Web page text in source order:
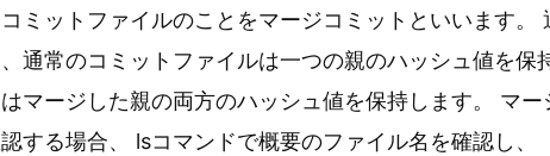
ミットファイルのことをマージコミットといいます。
通常のコミットファイルは一つの親のハッシュ値を保
マージした親の両方のハッシュ値を保持します。 マー
する場合、 lsコマンドで概要のファイル名を確認し、